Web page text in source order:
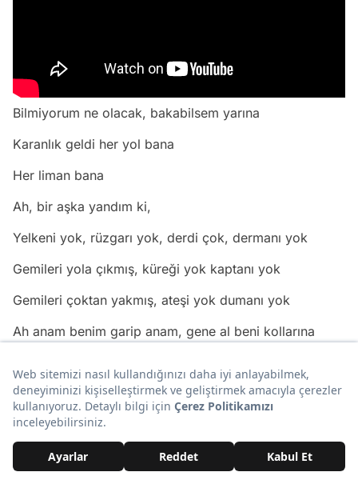
Bilmiyorum ne olacak, bakabilsem yarına
Karanlık geldi her yol bana
Her liman bana
Ah, bir aşka yandım ki,
Yelkeni yok, rüzgarı yok, derdi çok, dermanı yok
Gemileri yola çıkmış, küreği yok kaptanı yok
Gemileri çoktan yakmış, ateşi yok dumanı yok
Ah anam benim garip anam, gene al beni kollarına
yollarına
Ezgi'nin Günlüğü- İlk Aşk